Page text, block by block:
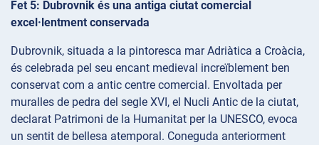
Fet 5: Dubrovnik és una antiga ciutat comercial
excel·lentment conservada
Dubrovnik, situada a la pintoresca mar Adriàtica a Croàcia,
és celebrada pel seu encant medieval increïblement ben
conservat com a antic centre comercial. Envoltada per
muralles de pedra del segle XVI, el Nucli Antic de la ciutat,
declarat Patrimoni de la Humanitat per la UNESCO, evoca
un sentit de bellesa atemporal. Coneguda anteriorment